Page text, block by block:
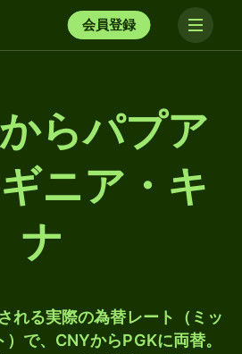
会員登録
らパプア
ニア・キ
ナ
れる実際の為替レート（ミッ
）で、CNYからPGKに両替。